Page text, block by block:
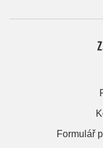
Formulář